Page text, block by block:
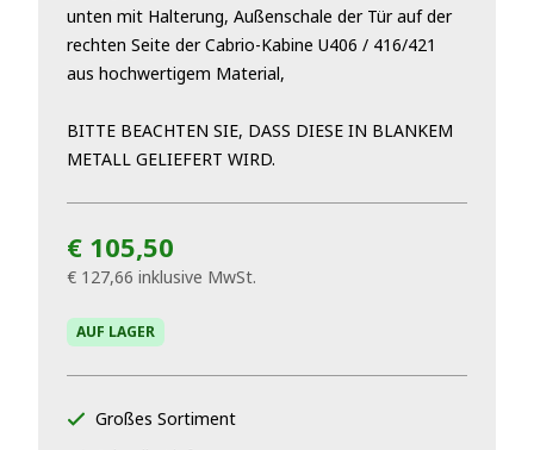
unten mit Halterung, Außenschale der Tür auf der
rechten Seite der Cabrio-Kabine U406 / 416/421
aus hochwertigem Material,
BITTE BEACHTEN SIE, DASS DIESE IN BLANKEM
METALL GELIEFERT WIRD.
€ 105,50
€ 127,66 inklusive MwSt.
AUF LAGER
Großes Sortiment